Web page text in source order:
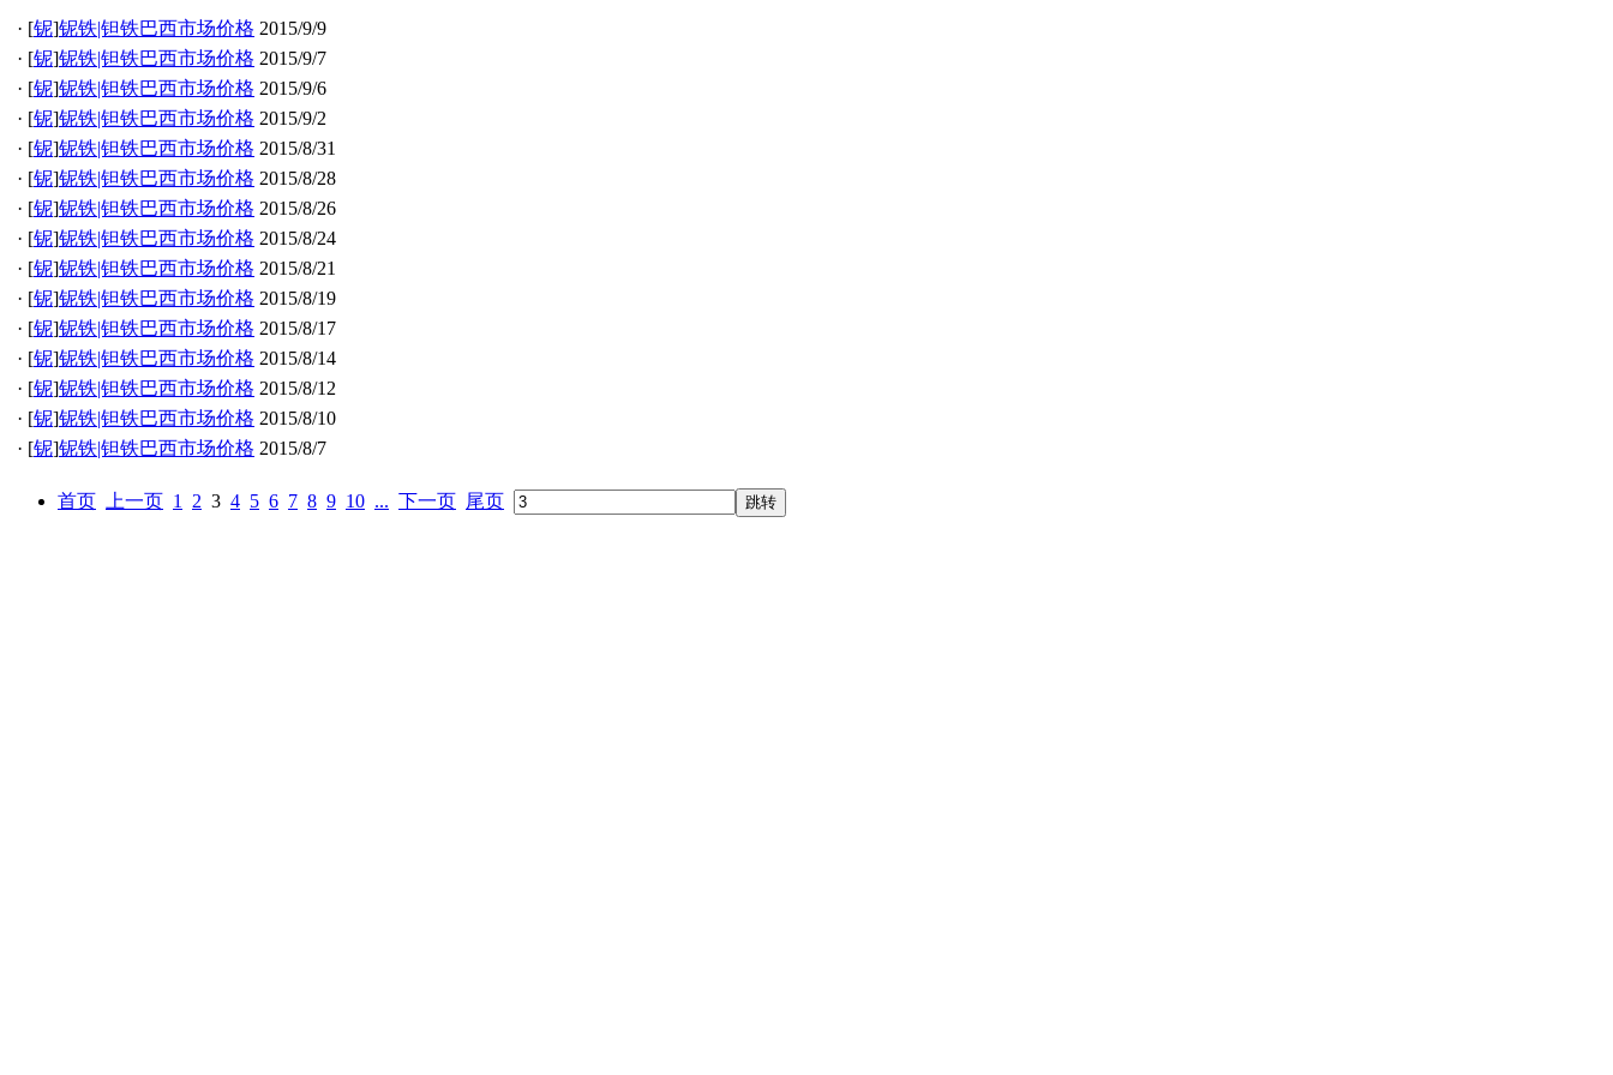
· [铌]铌铁|钽铁巴西市场价格 2015/9/9
· [铌]铌铁|钽铁巴西市场价格 2015/9/7
· [铌]铌铁|钽铁巴西市场价格 2015/9/6
· [铌]铌铁|钽铁巴西市场价格 2015/9/2
· [铌]铌铁|钽铁巴西市场价格 2015/8/31
· [铌]铌铁|钽铁巴西市场价格 2015/8/28
· [铌]铌铁|钽铁巴西市场价格 2015/8/26
· [铌]铌铁|钽铁巴西市场价格 2015/8/24
· [铌]铌铁|钽铁巴西市场价格 2015/8/21
· [铌]铌铁|钽铁巴西市场价格 2015/8/19
· [铌]铌铁|钽铁巴西市场价格 2015/8/17
· [铌]铌铁|钽铁巴西市场价格 2015/8/14
· [铌]铌铁|钽铁巴西市场价格 2015/8/12
· [铌]铌铁|钽铁巴西市场价格 2015/8/10
· [铌]铌铁|钽铁巴西市场价格 2015/8/7
首页 上一页 1 2 3 4 5 6 7 8 9 10 ... 下一页 尾页